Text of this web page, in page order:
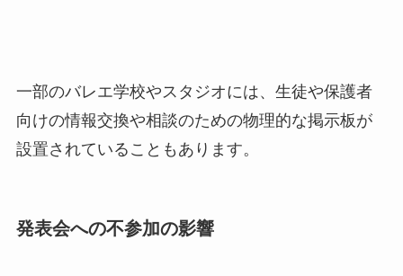
一部のバレエ学校やスタジオには、生徒や保護者
向けの情報交換や相談のための物理的な掲示板が
設置されていることもあります。
発表会への不参加の影響